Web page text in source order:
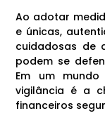
Ao adotar
e únicas,
cuidadosas de
podem se
Em um
vigilância é a
financeiros